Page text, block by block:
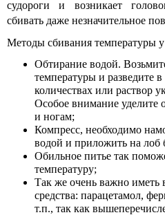
судороги и возникает
сбивать даже незначительное
Методы сбивания температуры
Обтирание водой.
температуры и разведите
количествах или раствор
Особое внимание уделите
и ногам;
Компресс, необходимо
водой и приложить на лоб
Обильное питье так
температуру;
Так же очень важно
средства: парацетамол,
т.п., так как